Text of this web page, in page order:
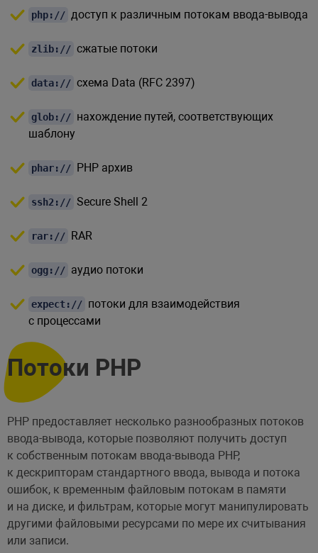
php:// доступ к различным потокам ввода-вывода
zlib:// сжатые потоки
data:// схема Data (RFC 2397)
glob:// нахождение путей, соответствующих
шаблону
phar:// PHP архив
ssh2:// Secure Shell 2
rar:// RAR
ogg:// аудио потоки
expect:// потоки для взаимодействия
с процессами
Потоки PHP
PHP предоставляет несколько разнообразных потоков
ввода-вывода, которые позволяют получить доступ
к собственным потокам ввода-вывода PHP,
к дескрипторам стандартного ввода, вывода и потока
ошибок, к временным файловым потокам в памяти
и на диске, и фильтрам, которые могут манипулировать
другими файловыми ресурсами по мере их считывания
или записи.